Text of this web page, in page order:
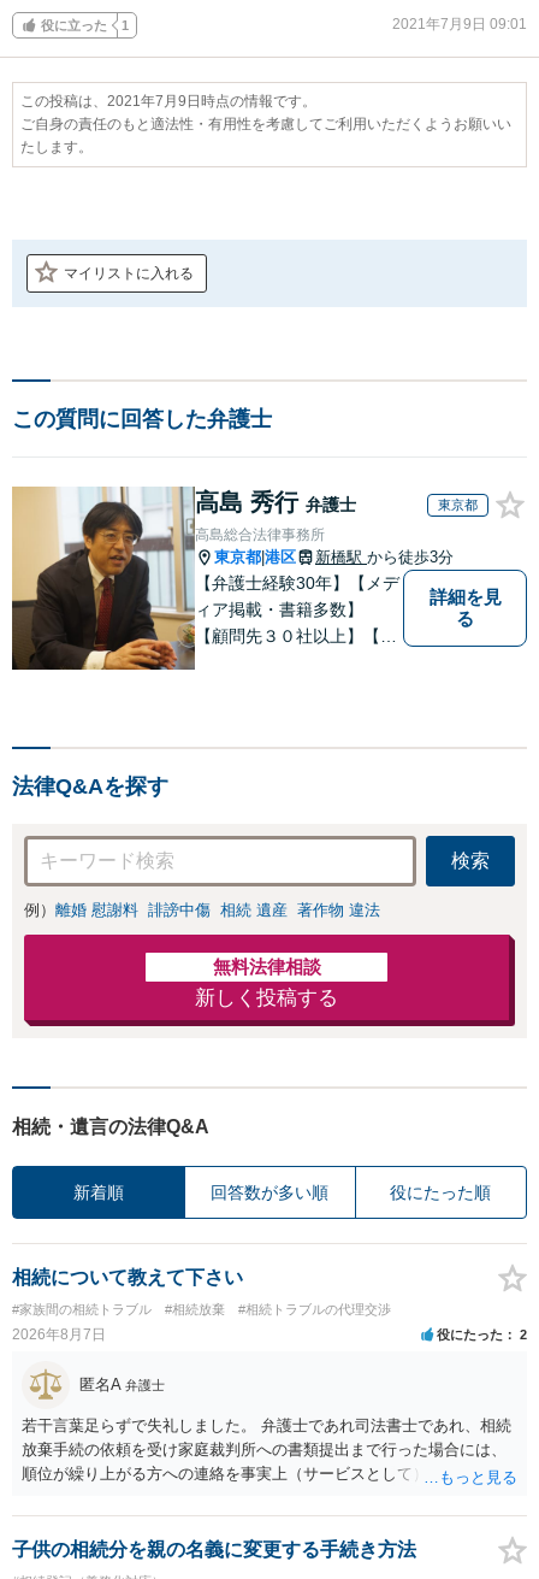
役に立った 1 2021年7月9日 09:01
この投稿は、2021年7月9日時点の情報です。
ご自身の責任のもと適法性・有用性を考慮してご利用いただくようお願いい
たします。
マイリストに入れる
この質問に回答した弁護士
高島 秀行 弁護士 東京都
高島総合法律事務所
東京都 港区 新橋駅 から徒歩3分
【弁護士経験30年】【メデ
ィア掲載・書籍多数】
【顧問先３０社以上】【相
詳細を見
る
法律Q&Aを探す
検索
例） 離婚 慰謝料 誹謗中傷 相続 遺産 著作物 違法
無料法律相談
新しく投稿する
相続・遺言の法律Q&A
新着順 回答数が多い順 役にたった順
相続について教えて下さい
#家族間の相続トラブル #相続放棄 #相続トラブルの代理交渉
2026年8月7日 役にたった 2
匿名A 弁護士
若干言葉足らずで失礼しました。 弁護士であれ司法書士であれ、相続
放棄手続の依頼を受け家庭裁判所への書類提出まで行った場合には、
順位が繰り上がる方への連絡を事実上（サービスとして）行うことは
できない、という意味でした。
子供の相続分を親の名義に変更する手続き方法